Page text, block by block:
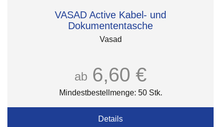
VASAD Active Kabel- und
Dokumententasche
Vasad
ab 6,60 €
Mindestbestellmenge: 50 Stk.
Details